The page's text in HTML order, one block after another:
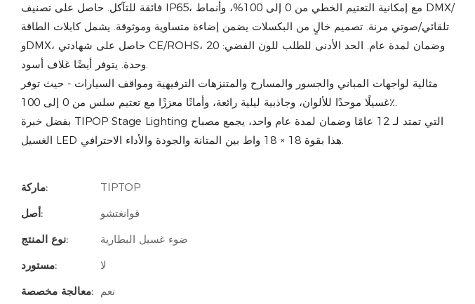
فائقة للتآكل. حاصل على تصنيف IP65، مع إمكانية التعتيم الخطي من 0 إلى 100%، وأنماط DMX/
تلقائي/صوتي مرنة. تصميم خالٍ من البكسلات يضمن إضاءة متساوية وموثوقة. يشمل كابلات الطاقة
وDMX، حاصل على شهادتي CE/ROHS، وضمان لمدة عام. الحد الأدنى للطلب للون الفضي: 20
وحدة. يتوفر أيضًا غلاف أسود.
مثالية لواجهات المباني والجسور والمسارح والمتنزهات الترفيهية ومواقف السيارات - حيث توفر
غسيلًا موحدًا للألوان، وجاذبية ليلية رائعة، وأمانًا معززًا مع تعتيم سلس من 0 إلى 100٪.
بفضل خبرة TIPOP Stage Lighting التي تمتد لـ 12 عامًا وضمان لمدة عام واحد، يجمع مصباح
الغسيل LED هذا بقوة 18 × 18 واط بين المتانة والجودة والأداء الاحترافي.
ماركة:
TIPTOP
أصل:
قوانغتشو
نوع المنتج:
ضوء غسيل البطارية
مستورد:
لا
معالجة مخصصة: نعم